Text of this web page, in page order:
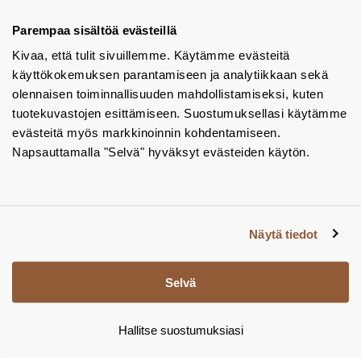
Parempaa sisältöä evästeillä
Kivaa, että tulit sivuillemme. Käytämme evästeitä
käyttökokemuksen parantamiseen ja analytiikkaan sekä
olennaisen toiminnallisuuden mahdollistamiseksi, kuten
tuotekuvastojen esittämiseen. Suostumuksellasi käytämme
evästeitä myös markkinoinnin kohdentamiseen.
Napsauttamalla "Selvä" hyväksyt evästeiden käytön.
Näytä tiedot
Selvä
Hallitse suostumuksiasi
Tuotekuvastot
Instagram
BIM-objektit
Yhteystiedot
Tiedotteet